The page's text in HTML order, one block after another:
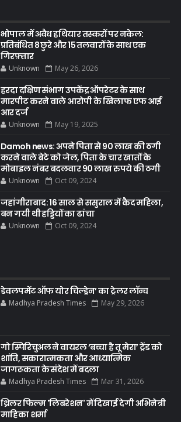
भोपाल में अवैध हथियार तस्करों पर नकेल:
प्रतिबंधित 8 छुरे और 15 तलवारों के साथ एक
गिरफ़्तार
Unknown May 26, 2026
हरदा दक्षिण संभाग उपकेंद्र ऑपरेटर के साथ
मारपीट करने वाले आरोपी के खिलाफ एफ आई
आर दर्ज
Unknown May 19, 2025
Damoh news: अपने पिता से 90 लाख की ठगी
करने वाले बेटे को जेल, पिता के चार खातों के
मोबाइल नंबर बदलवार 90 लाख रुपये की ठगी
Unknown Oct 09, 2024
जहांगीराबाद: 16 साल से ससुराल में कैद महिला,
बन गयी थी हड्डियों का ढांचा
Unknown Oct 09, 2024
डेवलपमेंट ऑफ योर चिल्ड्रेन’ का ट्रेलर लॉन्च
Madhya Pradesh Times May 29, 2026
गो स्पिरिचुअल ने वायरल ‘बच्चा है तू मेरा’ ट्रेंड को
शांति, सकारात्मकता और आध्यात्मिक
जागरूकता के संदेश में बदला
Madhya Pradesh Times Mar 31, 2026
थ्रिलर फिल्म 'लिबरेशन' में दिखाई देगी अभिनेत्री
माहिका शर्मा